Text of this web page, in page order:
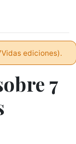
ediciones).
7